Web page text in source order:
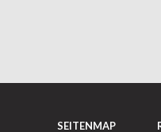
SEITENMAP